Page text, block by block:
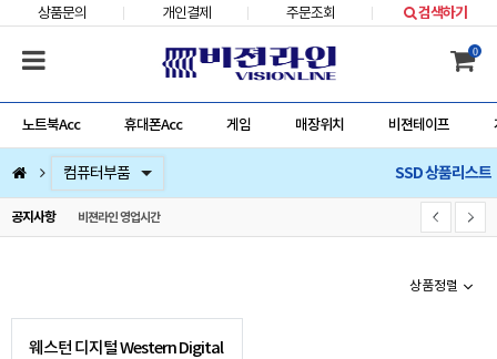
상품문의 개인결제 주문조회 검색하기
0
노트북Acc 휴대폰Acc 게임 매장위치 비젼테이프
컴퓨터부품
베스트 상품
컴퓨터주변기기
저장장치/네트웍/케이블/배터리/충전기/잠금장치
마우스/키보드/키패드/패드/번지/덕/손목받침대/타블렛
스피커/이어폰/헤드셋/거치대/마이크
게임
노트북Acc
게임슬라이더
휴대폰Acc SSD 상품리스트
공지사항 비젼라인 영업시간
상품정렬
웨스턴 디지털 Western Digital